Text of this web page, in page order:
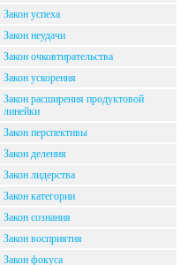
Закон успеха
Закон неудачи
Закон очковтирательства
Закон ускорения
Закон расширения продуктовой
линейки
Закон перспективы
Закон деления
Закон лидерства
Закон категории
Закон сознания
Закон восприятия
Закон фокуса